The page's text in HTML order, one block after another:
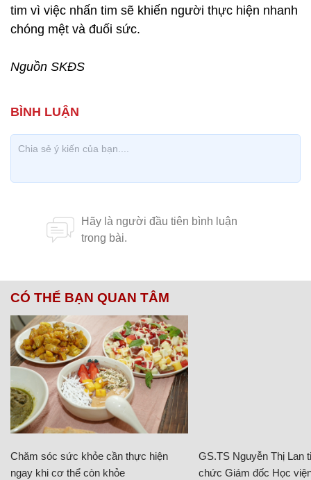
tim vì việc nhấn tim sẽ khiến người thực hiện nhanh
chóng mệt và đuối sức.
Nguồn SKĐS
CÓ THỂ BẠN QUAN TÂM
Chăm sóc sức khỏe cần thực hiện
ngay khi cơ thể còn khỏe
GS.TS Nguyễn Thị Lan
chức Giám đốc Học